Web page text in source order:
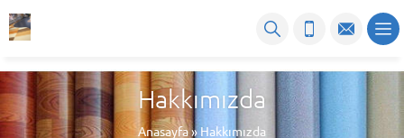
Hakkımızda
Anasayfa» Hakkımızda